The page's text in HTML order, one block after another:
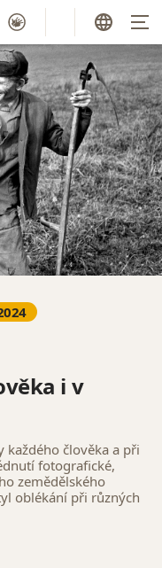
i v
každého člověka a při
fotografické,
zemědělského
oblékání při různých